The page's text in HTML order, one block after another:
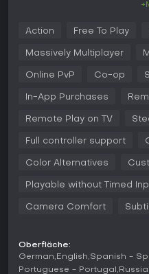
Im Kern von Crossout geht
einer riesigen Auswahl
Module für
oder Beine. Fahrzeuge
wobei ein Powerscore-
ähnlich ausgestattete
Schadensmodell macht
auf Räder oder Waffen
Raketenwerfer ebenso wie
aus Kämpfen, Crafting neuer
Handel auf dem In-Game-
Preisen je nach Angebot
Action Free To Play
Massively Multiplayer
Online PvP Co-op
In-App Purchases
Remote Play on TV
Full controller support
Color Alternatives
Playable without Timed
Camera Comfort
Oberfläche:
German English Spanish -
Portuguese - Portugal